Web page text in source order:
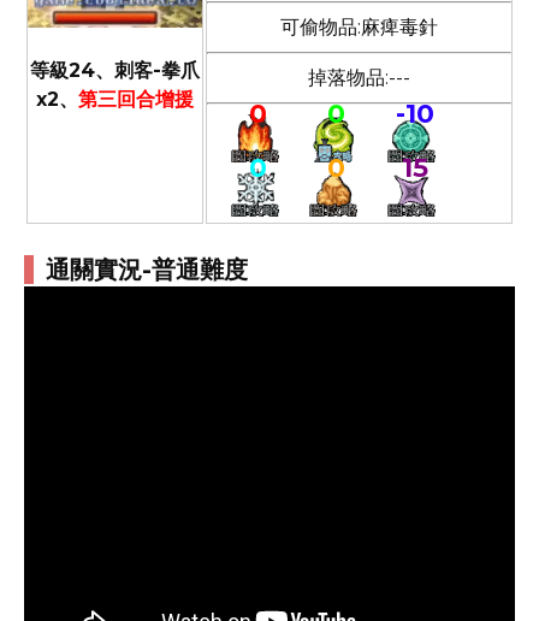
等級24、刺客-拳爪
x2、 第三回合增援
可偷物品:麻痺毒針
掉落物品:---
0 0
-10
0
0 15
通關實況-普通難度